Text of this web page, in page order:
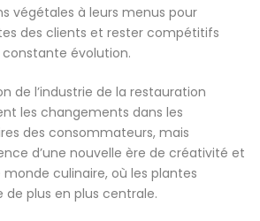
végétales à leurs menus pour
des clients et rester compétitifs
évolution.
de l’industrie de la restauration
les changements dans les
des consommateurs, mais
d’une nouvelle ère de créativité et
monde culinaire, où les plantes
plus en plus centrale.